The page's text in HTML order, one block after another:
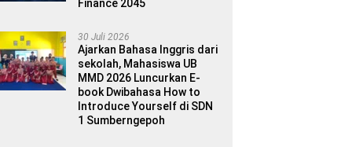
Finance 2045
30 Juli 2026
Ajarkan Bahasa Inggris dari
sekolah, Mahasiswa UB
MMD 2026 Luncurkan E-
book Dwibahasa How to
Introduce Yourself di SDN
1 Sumberngepoh